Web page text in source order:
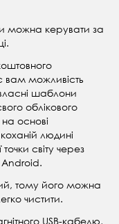
можна керувати за
вам можливість
шаблони
облікового
основі
людині
світу через
Android.
тому його можна
чистити.
USB-кабелю,